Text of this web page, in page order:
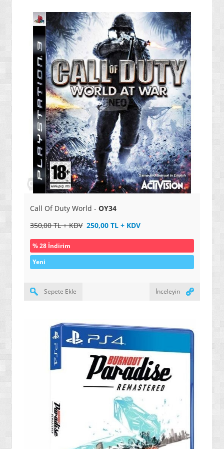
» ENERJİ / YAKIT SİSTEMLERİ
» YAZILIMLAR
» PC OYUNLARI
» VCD FİLMLERİ
» SAĞLIK / TIP / BİTKİSEL ÜRÜNLER
» GIDA / YİYECEK / İÇECEK ÜRÜNLERİ
» TARIM MAKİNELERİ / ÜRÜNLERİ
» SEBZE TOHUMLARI
» DEFİNE ARAMA SİSTEMLERİ / DEDEKTÖRLER
» PAKETLEME SİSTEMLERİ / ÜRÜNLERİ
» EL ALETLERİ / ENDÜSTRİYEL ÜRÜNLER
» MALZEMELER / AKSESUARLAR / TAKIMLAR
» EKSTRA MAKİNELER
» YALITIM / İZOLASYON ÜRÜNLERİ
» SERAMİK / KARO / FAYANS ÜRÜNLERİ
» GENEL AMAÇLI / ENDÜSTRİYEL TEMİZLEYİCİLER
» ARAÇ / OTO ÜRÜNLERİ
» YENİ NESİL ELEKTRİK SÜPÜRGELERİ
» SU ARITMA / ÜRETİM / TASARRUF ÜRÜNLERİ
» GAZ ALARM SİSTEMLERİ
» HAŞERE YOK EDİCİ / KOVUCULAR
» YENİ NESİL DİKİŞ MAKİNELERİ
» MASAJ YATAKLARI
Call Of Duty World - OY34
350,00 TL + KDV 250,00 TL + KDV
% 28 İndirim
Yeni
Sepete Ekle İnceleyin